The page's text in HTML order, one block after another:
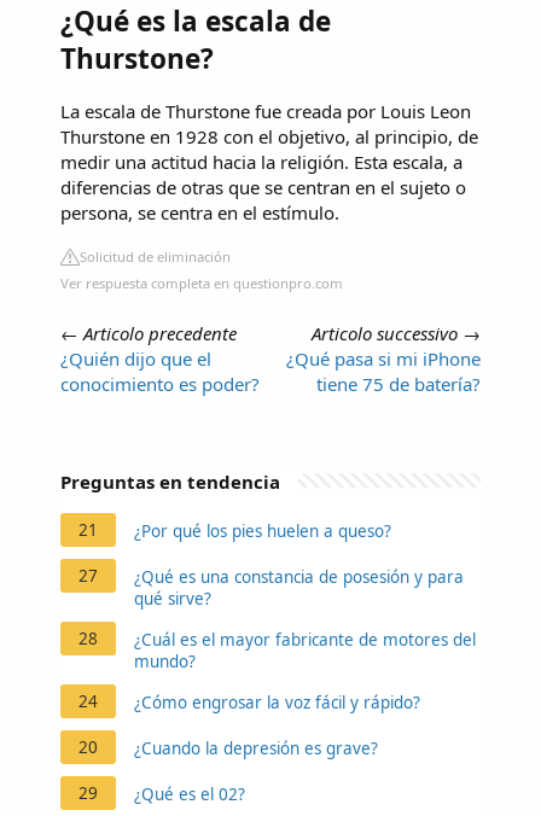
¿Qué es la escala de
Thurstone?
La escala de Thurstone fue creada por Louis Leon
Thurstone en 1928 con el objetivo, al principio, de
medir una actitud hacia la religión. Esta escala, a
diferencias de otras que se centran en el sujeto o
persona, se centra en el estímulo.
Solicitud de eliminación
Ver respuesta completa en questionpro.com
←Articolo precedente
¿Quién dijo que el
conocimiento es poder?
Articolo successivo →
¿Qué pasa si mi iPhone
tiene 75 de batería?
Preguntas en tendencia
21 ¿Por qué los pies huelen a queso?
27
¿Qué es una constancia de posesión y para
qué sirve?
28
¿Cuál es el mayor fabricante de motores del
mundo?
24
¿Cómo engrosar la voz fácil y rápido?
20 ¿Cuando la depresión es grave?
29 ¿Qué es el 02?